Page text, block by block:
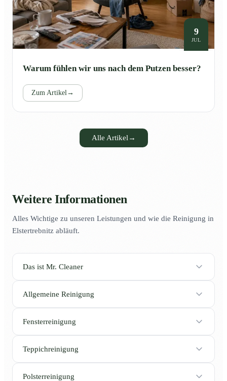
9
JUL
Warum fühlen wir uns nach dem Putzen besser?
Zum Artikel→
Alle Artikel→
Weitere Informationen
Alles Wichtige zu unseren Leistungen und wie die Reinigung in
Elstertrebnitz abläuft.
Das ist Mr. Cleaner
Allgemeine Reinigung
Fensterreinigung
Teppichreinigung
Polsterreinigung